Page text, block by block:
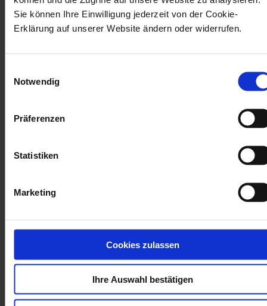
Sie können Ihre Einwilligung jederzeit von der Cookie-
Erklärung auf unserer Website ändern oder widerrufen.
Notwendig
Präferenzen
Statistiken
Marketing
Cookies zulassen
Ihre Auswahl bestätigen
Telefonnummer